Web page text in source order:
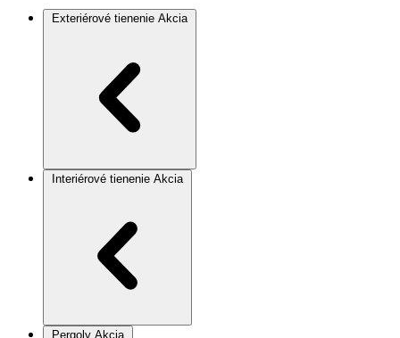
Exteriérové tienenie Akcia
Interiérové tienenie Akcia
Pergoly Akcia